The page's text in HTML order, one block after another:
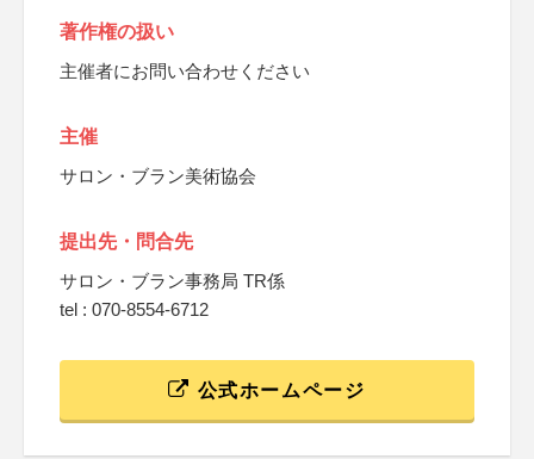
著作権の扱い
主催者にお問い合わせください
主催
サロン・ブラン美術協会
提出先・問合先
サロン・ブラン事務局 TR係
tel : 070-8554-6712
公式ホームページ